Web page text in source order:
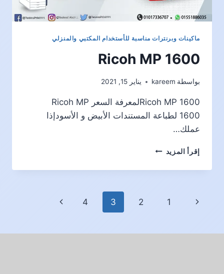
ماكينات وبرنترات مناسبة للأستخدام المكتبي والمنزلي
Ricoh MP 1600
بواسطة kareem يناير 15, 2021
Ricoh MP 1600لمعرفة السعر Ricoh MP
1600 لطباعة المستندات الأبيض و الأسودإذا
عملك…
إقرأ المزيد RICOH
1600
تنقلالصفحة
1
2
3
4
الصفحة